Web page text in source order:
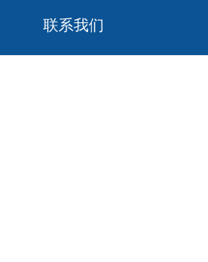
联系我们